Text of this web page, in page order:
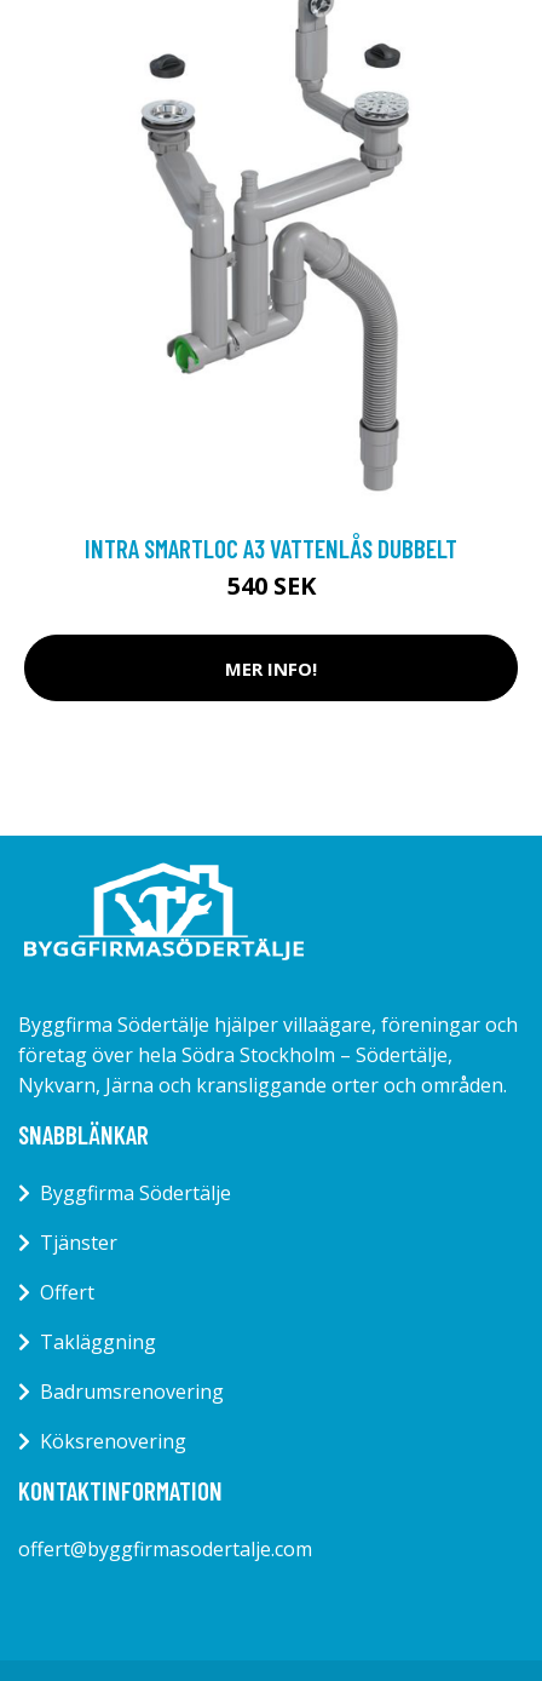
INTRA SMARTLOC A3 VATTENLÅS DUBBELT
540 SEK
MER INFO!
Byggfirma Södertälje hjälper villaägare, föreningar och
företag över hela Södra Stockholm – Södertälje,
Nykvarn, Järna och kransliggande orter och områden.
SNABBLÄNKAR
Byggfirma Södertälje
Tjänster
Offert
Takläggning
Badrumsrenovering
Köksrenovering
KONTAKTINFORMATION
offert@byggfirmasodertalje.com